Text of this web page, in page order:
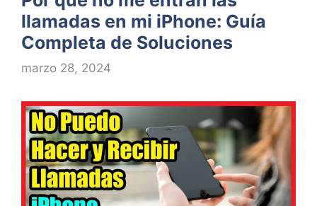
llamadas en mi iPhone: Guía
Completa de Soluciones
marzo 28, 2024